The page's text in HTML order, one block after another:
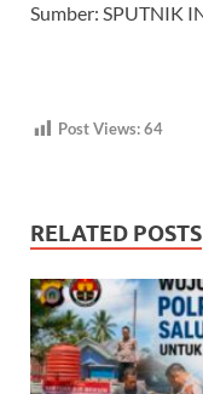
Sumber: SPUTNIK
Post Views:64
RELATED POSTS